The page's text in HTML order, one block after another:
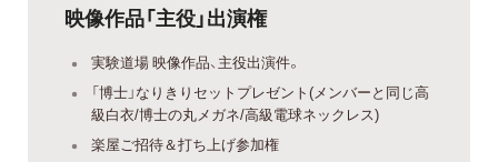
映像作品「主役」出演権
実験道場 映像作品、主役出演件。
「博士」なりきりセットプレゼント(メンバーと同じ高
級白衣/博士の丸メガネ/高級電球ネックレス)
楽屋ご招待＆打ち上げ参加権